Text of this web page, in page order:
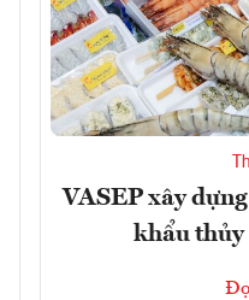
VASEP xây
khẩu thủy